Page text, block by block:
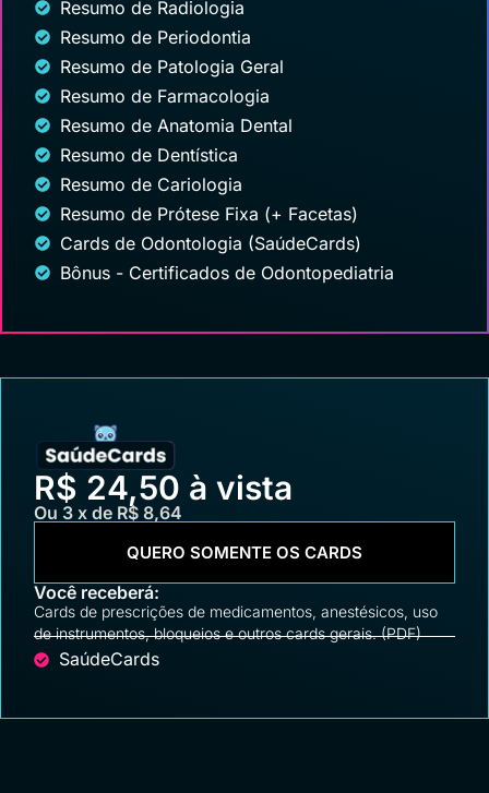
Resumo de Radiologia
Resumo de Periodontia
Resumo de Patologia Geral
Resumo de Farmacologia
Resumo de Anatomia Dental
Resumo de Dentística
Resumo de Cariologia
Resumo de Prótese Fixa (+ Facetas)
Cards de Odontologia (SaúdeCards)
Bônus - Certificados de Odontopediatria
R$ 24,50 à vista
Ou 3 x de R$ 8,64
QUERO SOMENTE OS CARDS
Você receberá:
Cards de prescrições de medicamentos, anestésicos, uso
de instrumentos, bloqueios e outros cards gerais. (PDF)
SaúdeCards